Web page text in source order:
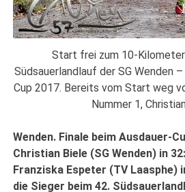
Start frei zum 10-
Südsauerlandlauf der SG Wenden
Cup 2017. Bereits vom Start weg
Nummer 1,
Wenden. Finale beim Ausdauer-
Christian Biele (SG Wenden) in
Franziska Espeter (TV Laasphe)
die Sieger beim 42.